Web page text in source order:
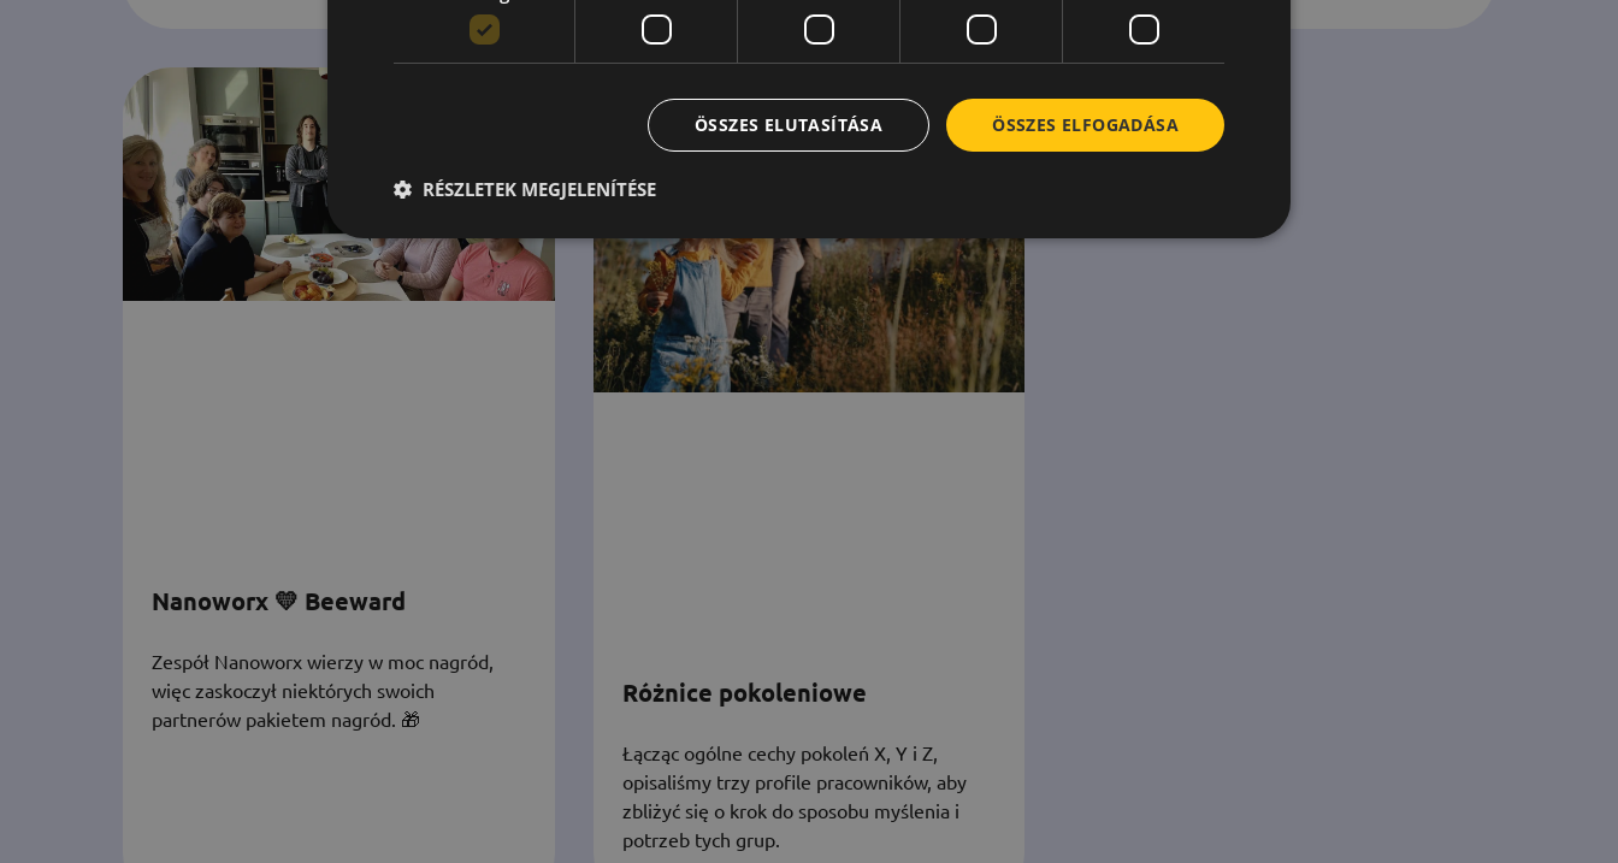
Nanoworx 💛 Beeward
Zespół Nanoworx wierzy w moc nagród,
więc zaskoczył niektórych swoich
partnerów pakietem nagród. 🎁
Różnice pokoleniowe
Łącząc ogólne cechy pokoleń X, Y i Z,
opisaliśmy trzy profile pracowników, aby
zbliżyć się o krok do sposobu myślenia i
potrzeb tych grup.
ÖSSZES ELFOGADÁSA
ÖSSZES ELUTASÍTÁSA
RÉSZLETEK MEGJELENÍTÉSE